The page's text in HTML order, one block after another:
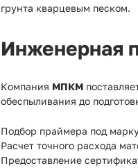
грунта кварцевым песком.
Инженерная
Компания МПКМ
обеспыливания до
Подбор праймера под
Расчет точного расхода
Предоставление